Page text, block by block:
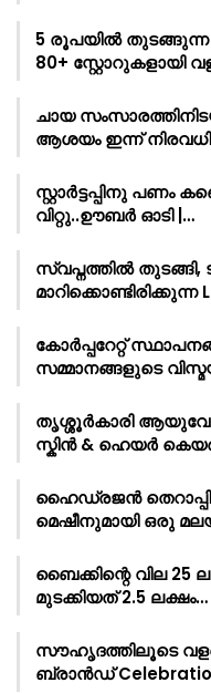
5 രൂപയിൽ തുടങ്ങുന്ന
80+ സ്റ്റോറുകളായി
ചായ
ആശയം ഇന്ന്
സ്റ്റാർട്ടപ്പിനു പണം
വിറ്റു..ഊബർ ഓടി |…
സ്വപ്നത്തിൽ തുടങ്ങി,
മാറിക്കൊണ്ടിരിക്കുന്ന
കോർപ്പറേറ്റ്
സമ്മാനങ്ങളുടെ
തൃശ്ശൂർകാരി
സ്കിൻ & ഹെയർ
ഹൈഡ്രജൻ
മെഷീനുമായി ഒരു
ബൈക്കിന്റെ വില 25
മുടക്കിയത് 2.5 ലക്ഷം…
സൗഹൃദത്തിലൂടെ
ബ്രാൻഡ്